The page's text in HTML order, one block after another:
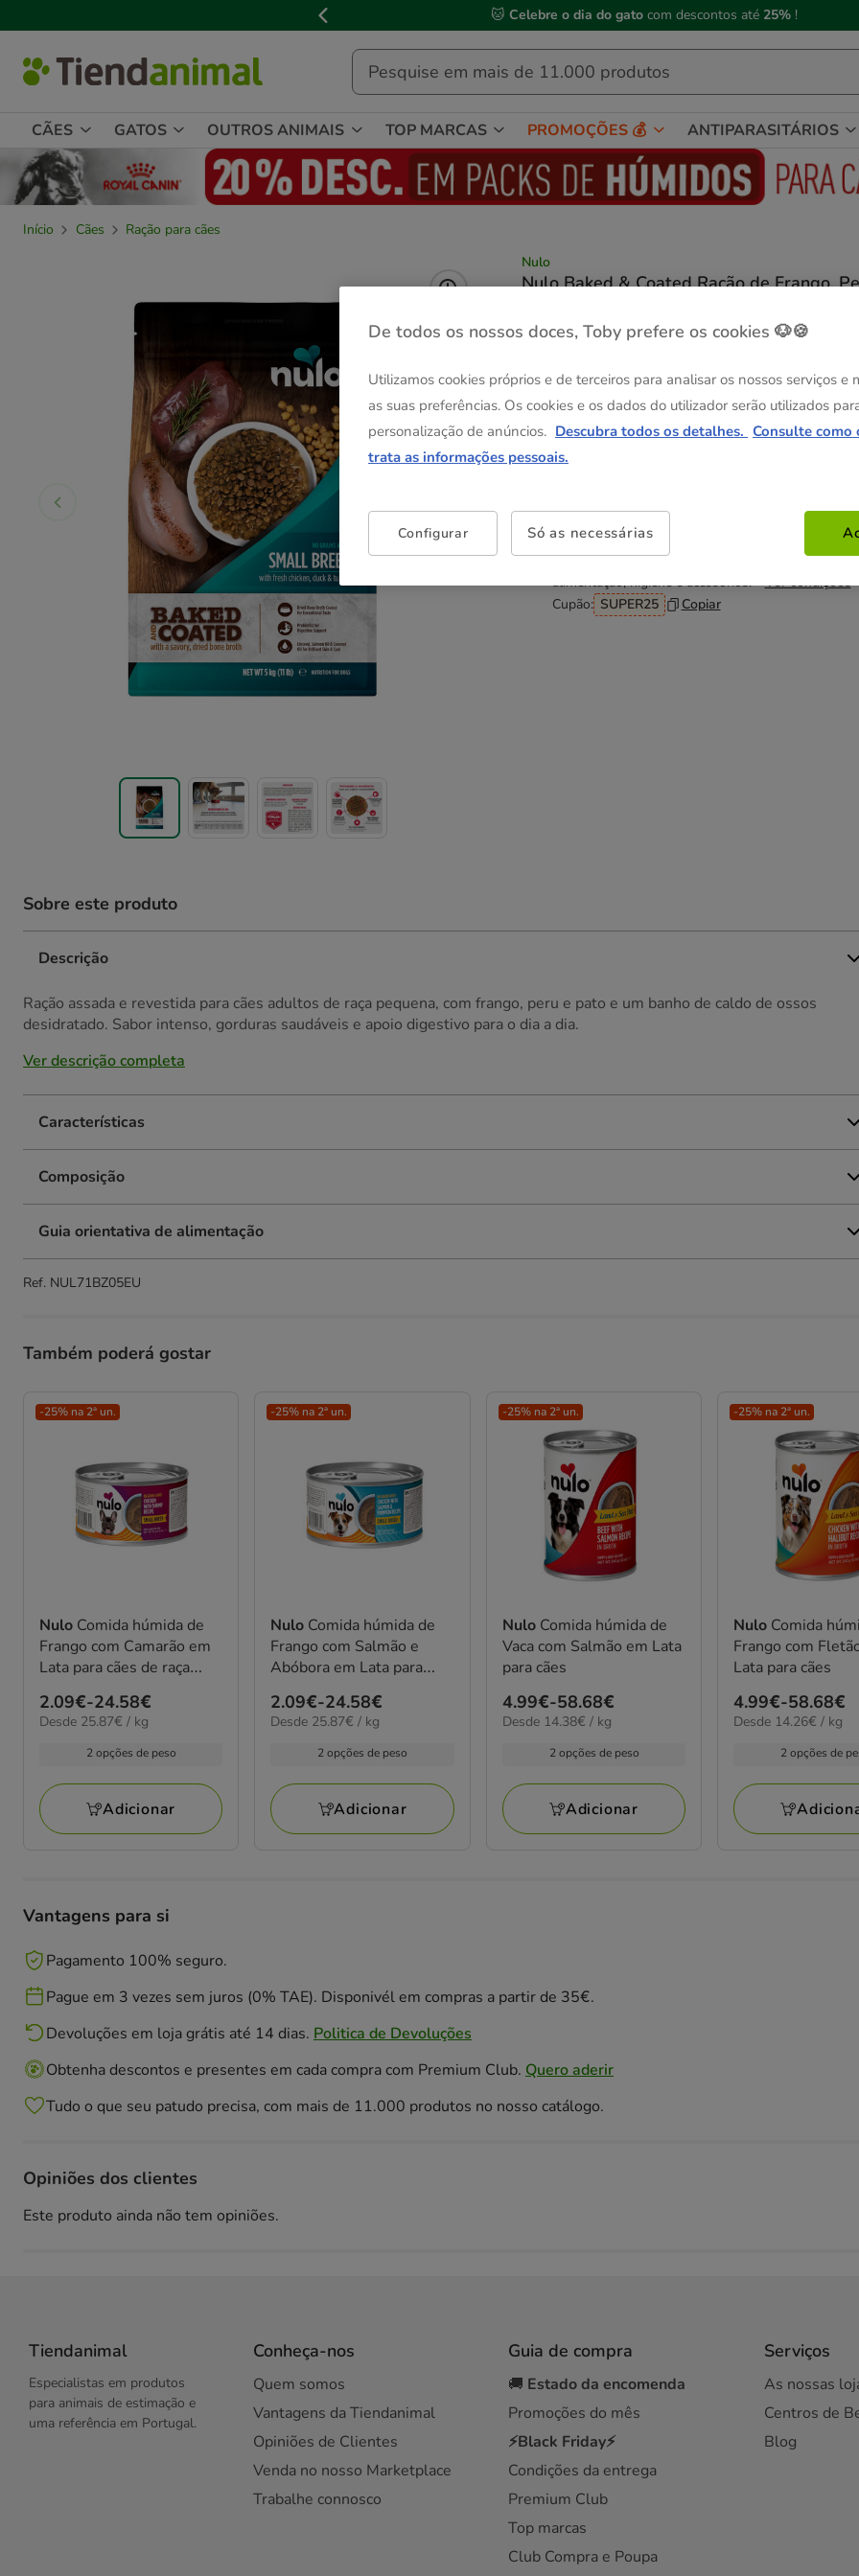
de
mensagem,
🐱 Celebre o dia do gato com descontos até 25% !
CÃES GATOS OUTROS ANIMAIS TOP MARCAS PROMOÇÕES 💰 ANTIPARASITÁRIOS
Início Cães
Ração para cães
Nulo
Nulo Baked & Coated Ração de Frango,
Ver descrição
2 kg
-25% na 2ª un.
26.89€
(13.45€ / kg)
5 kg
55.89€
Não perca esta promoção
-25% na 2ª un Com cupão numa seleção de
alimentação, higiene e acessórios. Ver condições
Cupão: SUPER25 Copiar
Sobre este produto
Descrição
Ração assada e revestida para cães adultos de raça pequena, com frango, peru e pato e um banho de caldo de ossos
desidratado. Sabor intenso, gorduras saudáveis e apoio digestivo para o dia a dia.
Ver descrição completa
Características
Composição
Guia orientativa de alimentação
Ref. NUL71BZ05EU
Também poderá gostar
-25% na 2ª un.
Nulo Comida húmida de
Frango com Camarão em
Lata para cães de raça
Preço
de
24.58€
2.09€-24.58€
25.87€
Desde 25.87€ / kg
2 opções de peso
Adicionar
-25% na 2ª un.
Nulo Comida húmida de
Frango com Salmão e
Abóbora em Lata para
Preço
de
24.58€
2.09€-24.58€
25.87€
Desde 25.87€ / kg
2 opções de peso
Adicionar
-25% na 2ª un.
Nulo Comida húmida de
Vaca com Salmão em Lata
para cães
Preço
de
58.68€
4.99€-58.68€
14.38€
Desde 14.38€ / kg
2 opções de peso
Adicionar
-25% na 2ª un.
Nulo Comida
Frango com
Lata para cães
Preço
de
58.68€
4.99€-58.68€
14.26€
Desde 14.26€ / kg
2 opções de
Vantagens para si
Pagamento 100% seguro.
Pague em 3 vezes sem juros (0% TAE). Disponivél em compras a partir de 35€.
Devoluções em loja grátis até 14 dias. Politica de Devoluções
Obtenha descontos e presentes em cada compra com Premium Club. Quero aderir
Tudo o que seu patudo precisa, com mais de 11.000 produtos no nosso catálogo.
Opiniões dos clientes
Este produto ainda não tem opiniões.
Tiendanimal
Especialistas em produtos
para animais de estimação e
uma referência em Portugal.
Conheça-nos
Quem somos
Vantagens da Tiendanimal
Opiniões de Clientes
Venda no nosso Marketplace
Trabalhe connosco
Guia de compra
🚚 Estado da encomenda
Promoções do mês
⚡Black Friday⚡
Condições da entrega
Premium Club
Top marcas
Club Compra e Poupa
Serviços
As nossas
Centros de
Blog
De todos os nossos doces, Toby prefere os cookies 🐶🍪
Utilizamos cookies próprios e de terceiros para analisar os nossos serviços e
as suas preferências. Os cookies e os dados do utilizador serão utilizados
personalização de anúncios. Descubra todos os detalhes. Consulte como
trata as informações pessoais.
Configurar Só as necessárias